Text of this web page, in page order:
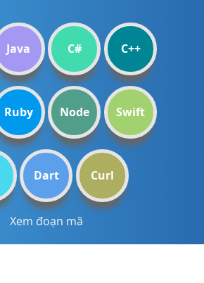
Java C# C++
Ruby Node Swift
Dart Curl
Xem đoạn mã